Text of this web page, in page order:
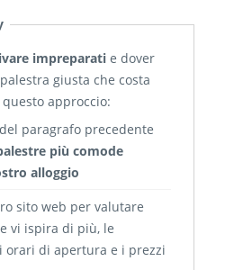
impreparati e dover
giusta che costa
approccio:
paragrafo precedente
più comode
alloggio
sito web per valutare
vi ispira di più, le
orari di apertura e i prezzi